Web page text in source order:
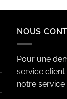
NOUS
Pour une
service
notre service